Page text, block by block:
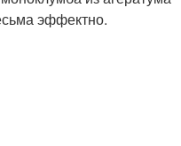
эффектно.